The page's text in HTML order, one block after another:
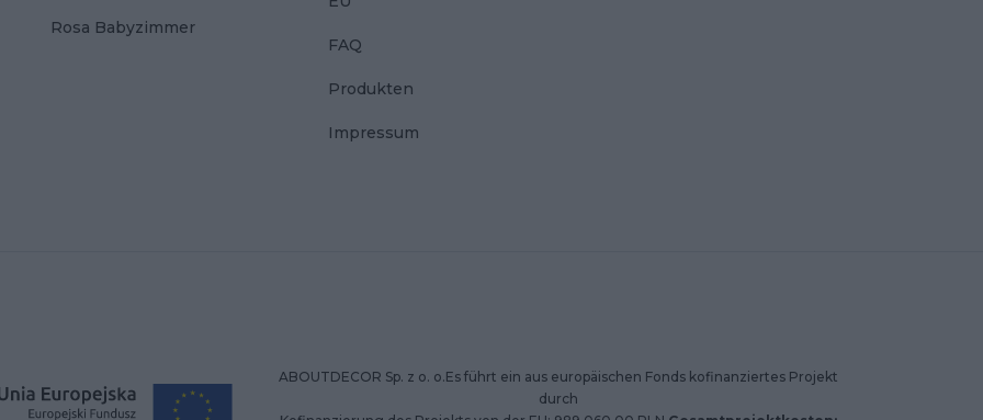
Rosa Babyzimmer
FAQ
Produkten
Impressum
ABOUTDECOR Sp. z o. o.Es führt ein aus europäischen Fonds kofinanziertes Projekt
durch